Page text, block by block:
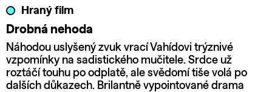
Hraný film
Drobná nehoda
Náhodou uslyšený zvuk vrací Vahídovi trýznivé
vzpomínky na sadistického mučitele. Srdce už
roztáčí touhu po odplatě, ale svědomí tiše volá po
dalších důkazech. Brilantně vypointované drama